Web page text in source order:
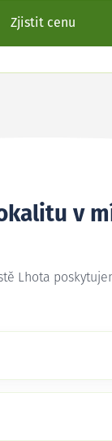
Zjistit cenu
v
Lhota